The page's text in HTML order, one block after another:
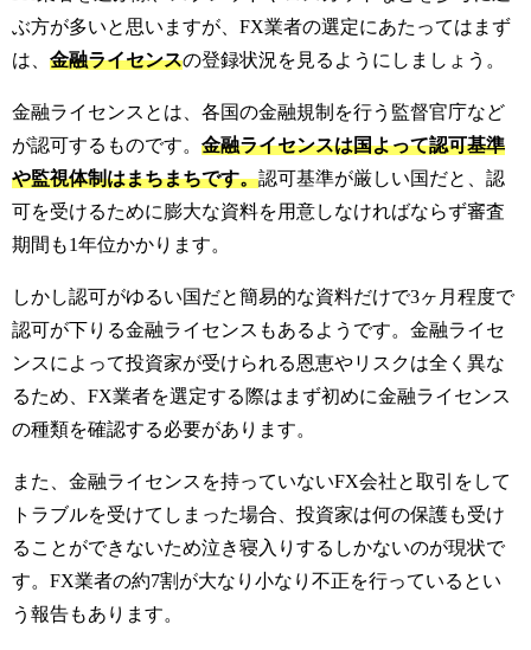
ぶ方が多いと思いますが、FX業者の選定にあたってはまず
は、 金融ライセンスの登録状況を見るようにしましょう。
金融ライセンスとは、各国の金融規制を行う監督官庁など
が認可するものです。 金融ライセンスは国よって認可基準
や監視体制はまちまちです。認可基準が厳しい国だと、認
可を受けるために膨大な資料を用意しなければならず審査
期間も1年位かかります。
しかし認可がゆるい国だと簡易的な資料だけで3ヶ月程度で
認可が下りる金融ライセンスもあるようです。 金融ライセ
ンスによって投資家が受けられる恩恵やリスクは全く異な
るため、FX業者を選定する際はまず初めに金融ライセンス
の種類を確認する必要があります。
また、金融ライセンスを持っていないFX会社と取引をして
トラブルを受けてしまった場合、投資家は何の保護も受け
ることができないため泣き寝入りするしかないのが現状で
す。 FX業者の約7割が大なり小なり不正を行っているとい
う報告もあります。